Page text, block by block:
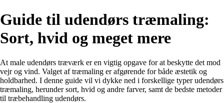
Guide til udendørs træmaling:
Sort, hvid og meget mere
At male udendørs træværk er en vigtig opgave for at beskytte det mod
vejr og vind. Valget af træmaling er afgørende for både æstetik og
holdbarhed. I denne guide vil vi dykke ned i forskellige typer udendørs
træmaling, herunder sort, hvid og andre farver, samt de bedste metoder
til træbehandling udendørs.